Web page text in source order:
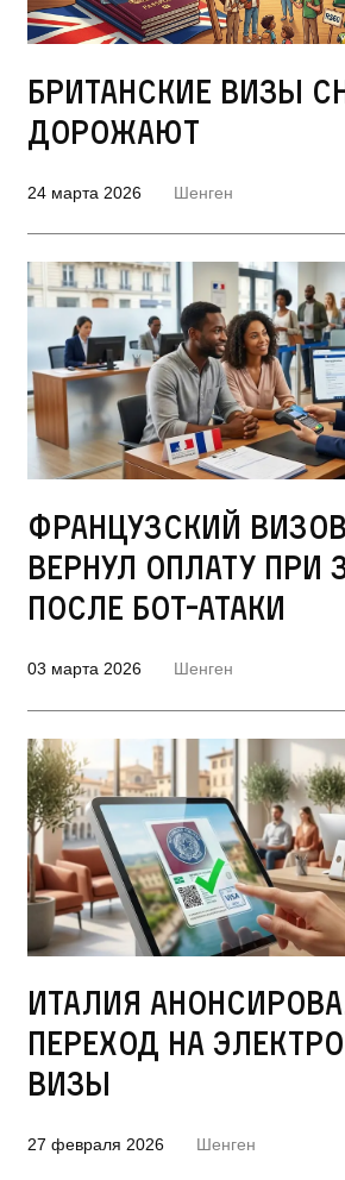
Британские визы
дорожают
24 марта 2026 Шенген
Французский
вернул оплату при
после бот-атаки
03 марта 2026 Шенген
Италия
переход на
визы
27 февраля 2026 Шенген